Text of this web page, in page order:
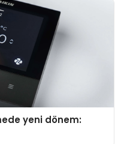
yeni dönem: